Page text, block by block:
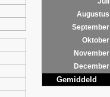
Augustus
September
Oktober
November
December
Gemiddeld